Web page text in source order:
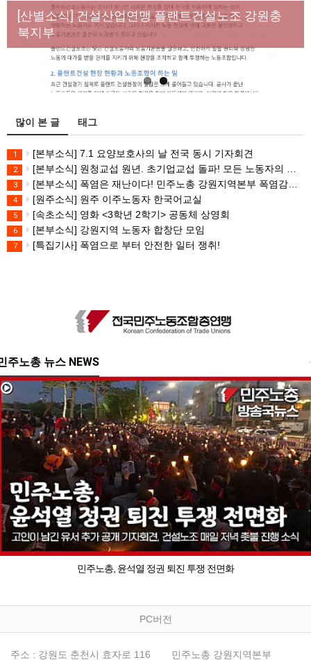
년노동자 사망사고의 철저한 진상규명과 재발방지
대책 마련하라
[산별소식] 건설산업연맹 플랜트건설노조 강원충
북지부
Previous Next
많이 본 글 태그
1 [본부소식] 7.1 요양보호사의 날 전국 동시 기자회견
2 [본부소식] 원청교섭 원년. 초기업교섭 돌파! 모든 노동자의 노동기본권 쟁취! 민주노총 7.15 총파업대회
3 [본부소식] 폭염은 재난이다! 민주노총 강원지역본부 폭염감시단 선포 기자회견
4 [원주소식] 원주 이주노동자 한국어교실
5 [속초소식] 영화 <3학년 2학기> 공동체 상영회
6 [본부소식] 강원지역 노동자 합창단 모임
7 [특집기사] 폭염으로 부터 안전한 일터 쟁취!
주노총 뉴스 NEWS
민주노총, 윤석열 정권 퇴진 투쟁 전면화
PC버전
주소 : 강원도 춘천시 효자로 116 민주노총 강원지역본부